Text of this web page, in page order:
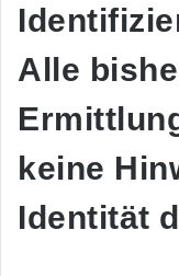
Alle
keine
Identität